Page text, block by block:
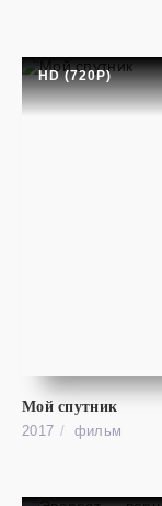
HD (720P)
Мой спутник
2017
фильм